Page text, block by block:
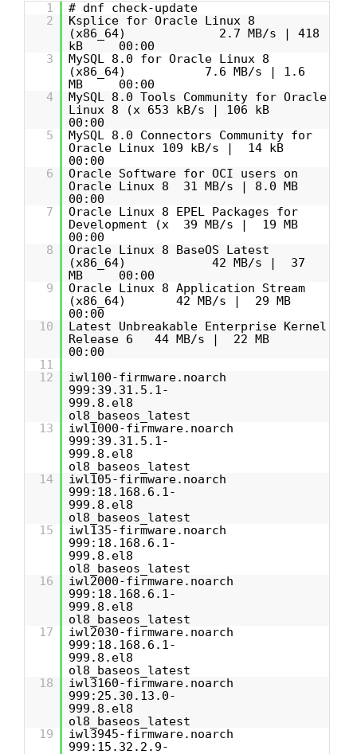
1
# dnf check-update
2
Ksplice for Oracle Linux 8
(x86_64) 2.7 MB/s | 418
kB 00:00
3
MySQL 8.0 for Oracle Linux 8
(x86_64) 7.6 MB/s | 1.6
MB 00:00
4
MySQL 8.0 Tools Community for Oracle
Linux 8 (x 653 kB/s | 106 kB
00:00
5
MySQL 8.0 Connectors Community for
Oracle Linux 109 kB/s | 14 kB
00:00
6
Oracle Software for OCI users on
Oracle Linux 8 31 MB/s | 8.0 MB
00:00
7
Oracle Linux 8 EPEL Packages for
Development (x 39 MB/s | 19 MB
00:00
8
Oracle Linux 8 BaseOS Latest
(x86_64) 42 MB/s | 37
MB 00:00
9
Oracle Linux 8 Application Stream
(x86_64) 42 MB/s | 29 MB
00:00
10
Latest Unbreakable Enterprise Kernel
Release 6 44 MB/s | 22 MB
00:00
11
12
iwl100-firmware.noarch
999:39.31.5.1-
999.8.el8
ol8_baseos_latest
13
iwl1000-firmware.noarch
999:39.31.5.1-
999.8.el8
ol8_baseos_latest
14
iwl105-firmware.noarch
999:18.168.6.1-
999.8.el8
ol8_baseos_latest
15
iwl135-firmware.noarch
999:18.168.6.1-
999.8.el8
ol8_baseos_latest
16
iwl2000-firmware.noarch
999:18.168.6.1-
999.8.el8
ol8_baseos_latest
17
iwl2030-firmware.noarch
999:18.168.6.1-
999.8.el8
ol8_baseos_latest
18
iwl3160-firmware.noarch
999:25.30.13.0-
999.8.el8
ol8_baseos_latest
19
iwl3945-firmware.noarch
999:15.32.2.9-